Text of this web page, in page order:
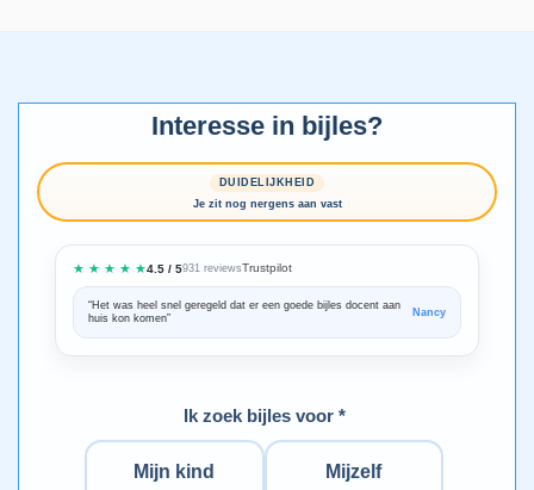
Interesse in bijles?
DUIDELIJKHEID
Je zit nog nergens aan vast
★ ★ ★ ★ ★4.5 / 5931 reviewsTrustpilot
“Het was heel snel geregeld dat er een goede bijles docent aan
huis kon komen”
Nancy
Ik zoek bijles voor *
Mijn kind Mijzelf